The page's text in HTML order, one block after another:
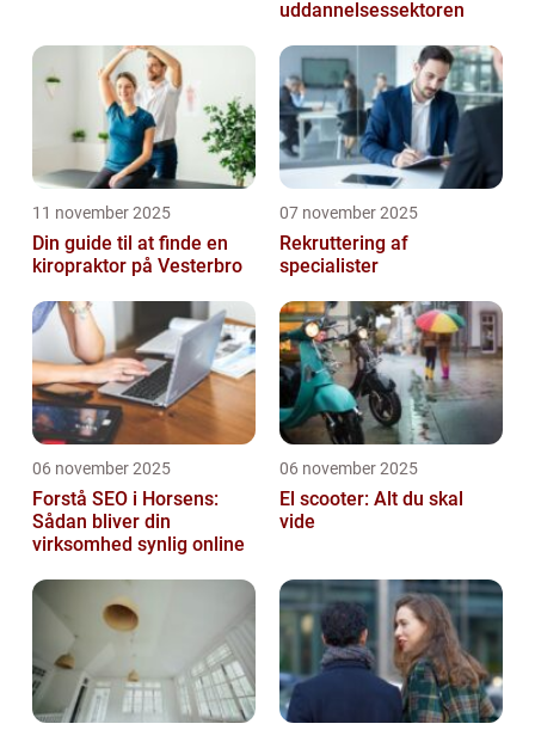
uddannelsessektoren
11 november 2025
Din guide til at finde en
kiropraktor på Vesterbro
07 november 2025
Rekruttering af
specialister
06 november 2025
Forstå SEO i Horsens:
Sådan bliver din
virksomhed synlig online
06 november 2025
El scooter: Alt du skal
vide